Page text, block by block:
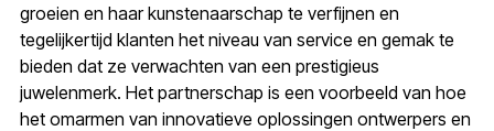
groeien en haar kunstenaarschap te verfijnen en
tegelijkertijd klanten het niveau van service en gemak te
bieden dat ze verwachten van een prestigieus
juwelenmerk. Het partnerschap is een voorbeeld van hoe
het omarmen van innovatieve oplossingen ontwerpers en